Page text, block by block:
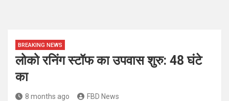
BREAKING NEWS
लोको रनिंग स्टॉफ का उपवास शुरु: 48 घंटे
का
8 months ago FBD News